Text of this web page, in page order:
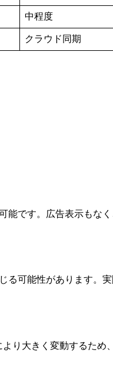
中程度
クラウド同期
能です。広告表示もな
る可能性があります。
り大きく変動するため